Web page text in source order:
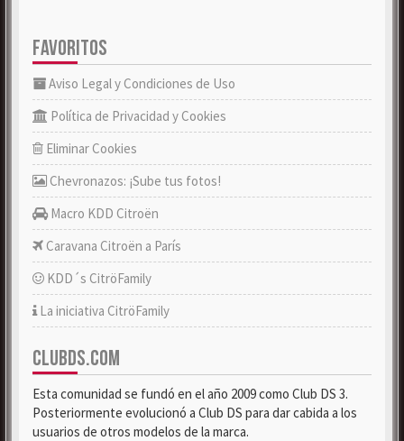
FAVORITOS
Aviso Legal y Condiciones de Uso
Política de Privacidad y Cookies
Eliminar Cookies
Chevronazos: ¡Sube tus fotos!
Macro KDD Citroën
Caravana Citroën a París
KDD´s CitröFamily
La iniciativa CitröFamily
CLUBDS.COM
Esta comunidad se fundó en el año 2009 como Club DS 3.
Posteriormente evolucionó a Club DS para dar cabida a los
usuarios de otros modelos de la marca.